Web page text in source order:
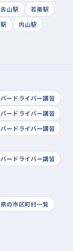
舌山駅
若栗駅
内山駅
ードライバー講習
ードライバー講習
ードライバー講習
ードライバー講習
の市区町村一覧